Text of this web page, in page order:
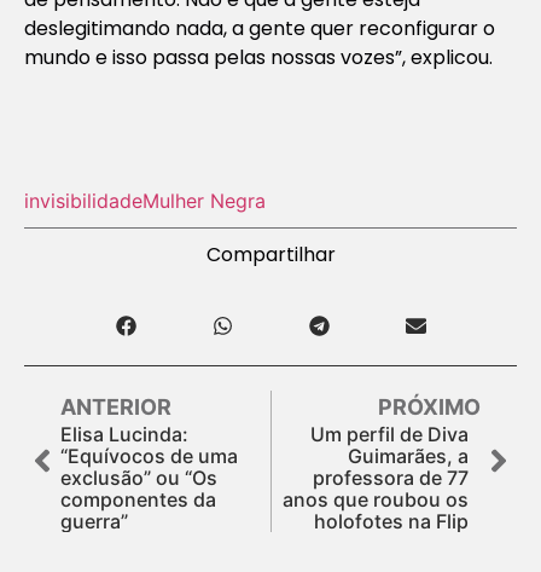
deslegitimando nada, a gente quer reconfigurar o
mundo e isso passa pelas nossas vozes”, explicou.
invisibilidadeMulher Negra
Compartilhar
ANTERIOR
Elisa Lucinda:
“Equívocos de uma
exclusão” ou “Os
componentes da
guerra”
PRÓXIMO
Um perfil de Diva
Guimarães, a
professora de 77
anos que roubou os
holofotes na Flip